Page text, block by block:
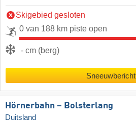
Skigebied gesloten
0 van 188 km piste open
- cm (berg)
Sneeuwbericht
Hörnerbahn – Bolsterlang
Duitsland